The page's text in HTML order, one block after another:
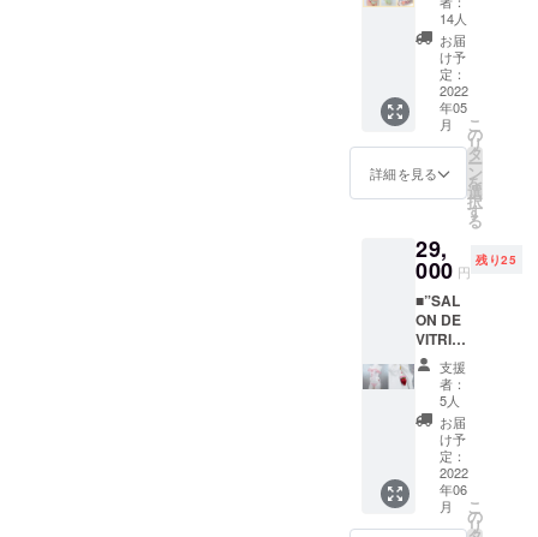
ンドメ
イドア
クセサ
リ付属
（ブ
ラ・
ショー
ツ用）
キ基本
セット
プラン
★ ス
イーツ
下着+オ
リジナ
ルニー
ハイ
（ピス
キ）+ポ
スト
カード
基本ハ
ンドメ
イドア
クセサ
リ付属
（ブ
ラ・
ショー
ツ用）
14人
お届
け予
定：
2022
年05
月
詳細を見る
こ
の
リ
タ
ー
ン
を
選
択
す
る
29,
000 円
残り25
■”SAL
ON DE
VITRIN
E”ショ
ート
ケーキ
ビス
チェ プ
ラン
ショー
トケー
キビス
チェの
支援
者：
5人
お届
け予
定：
2022
年06
月
こ
の
リ